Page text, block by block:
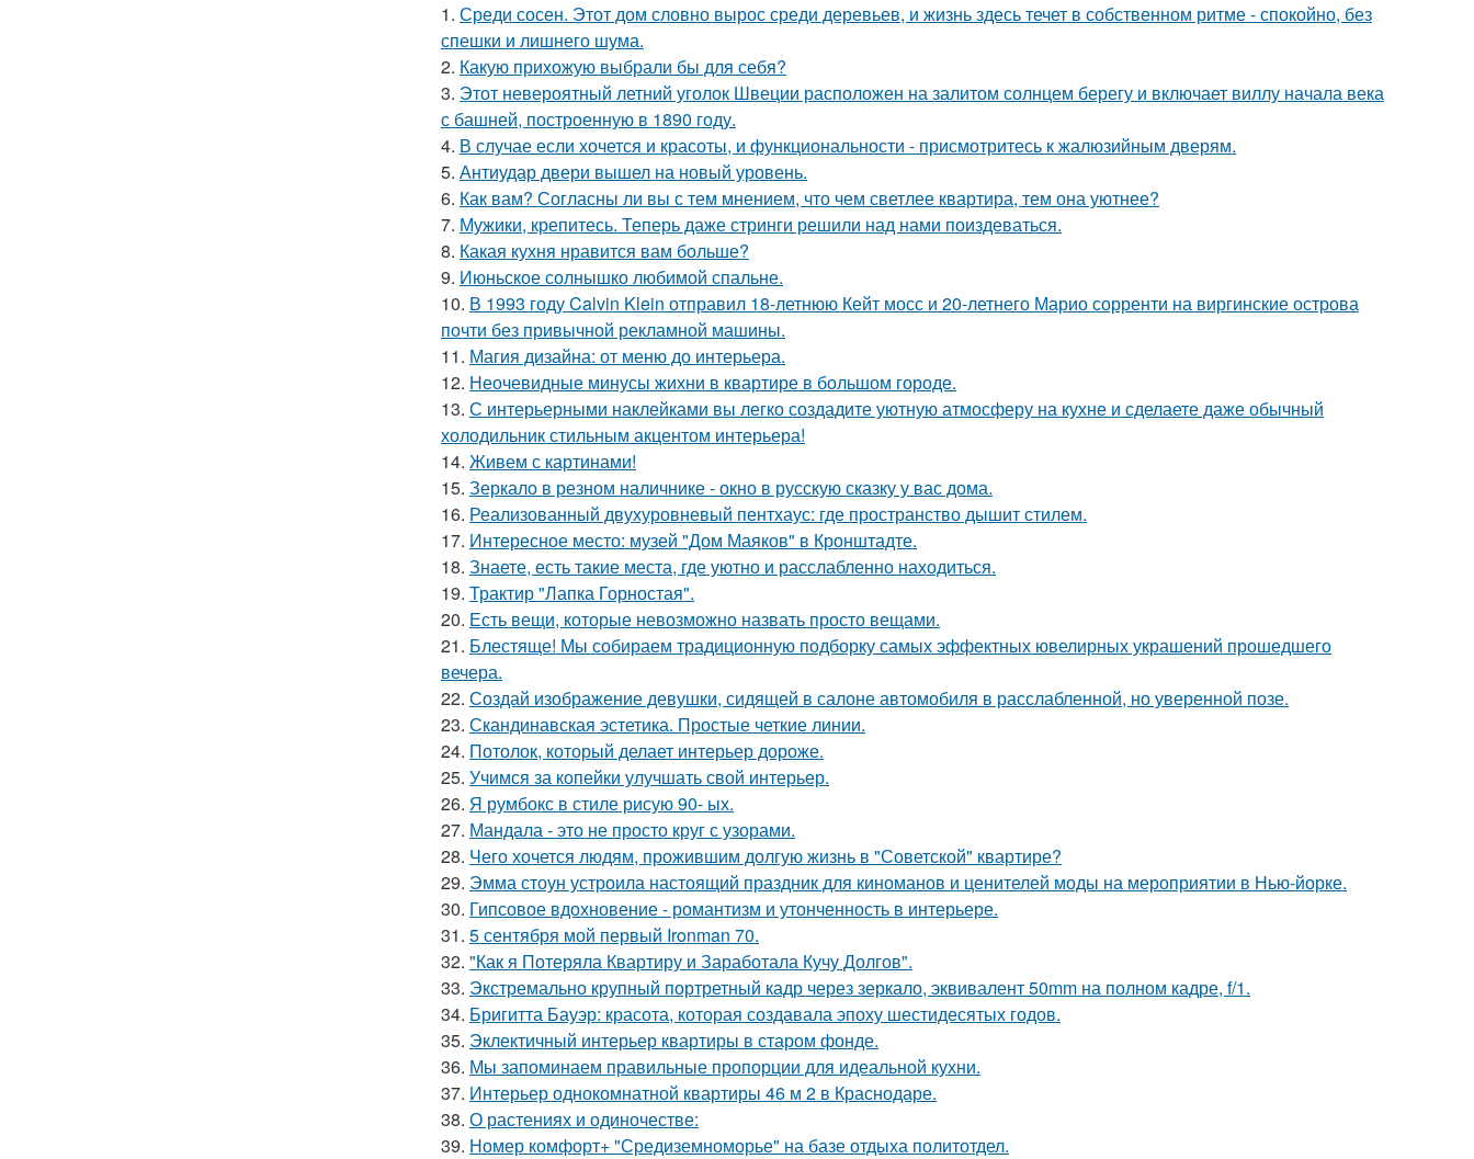
1. Среди сосен. Этот дом словно вырос среди деревьев, и жизнь здесь течет в собственном ритме - спокойно, без
спешки и лишнего шума.
2. Какую прихожую выбрали бы для себя?
3. Этот невероятный летний уголок Швеции расположен на залитом солнцем берегу и включает виллу начала века
с башней, построенную в 1890 году.
4. В случае если хочется и красоты, и функциональности - присмотритесь к жалюзийным дверям.
5. Антиудар двери вышел на новый уровень.
6. Как вам? Согласны ли вы с тем мнением, что чем светлее квартира, тем она уютнее?
7. Мужики, крепитесь. Теперь даже стринги решили над нами поиздеваться.
8. Какая кухня нравится вам больше?
9. Июньское солнышко любимой спальне.
10. В 1993 году Calvin Klein отправил 18-летнюю Кейт мосс и 20-летнего Марио сорренти на виргинские острова
почти без привычной рекламной машины.
11. Магия дизайна: от меню до интерьера.
12. Неочевидные минусы жихни в квартире в большом городе.
13. С интерьерными наклейками вы легко создадите уютную атмосферу на кухне и сделаете даже обычный
холодильник стильным акцентом интерьера!
14. Живем с картинами!
15. Зеркало в резном наличнике - окно в русскую сказку у вас дома.
16. Реализованный двухуровневый пентхаус: где пространство дышит стилем.
17. Интересное место: музей "Дом Маяков" в Кронштадте.
18. Знаете, есть такие места, где уютно и расслабленно находиться.
19. Трактир "Лапка Горностая".
20. Есть вещи, которые невозможно назвать просто вещами.
21. Блестяще! Мы собираем традиционную подборку самых эффектных ювелирных украшений прошедшего
вечера.
22. Создай изображение девушки, сидящей в салоне автомобиля в расслабленной, но уверенной позе.
23. Скандинавская эстетика. Простые четкие линии.
24. Потолок, который делает интерьер дороже.
25. Учимся за копейки улучшать свой интерьер.
26. Я румбокс в стиле рисую 90- ых.
27. Мандала - это не просто круг с узорами.
28. Чего хочется людям, прожившим долгую жизнь в "Советской" квартире?
29. Эмма стоун устроила настоящий праздник для киноманов и ценителей моды на мероприятии в Нью-йорке.
30. Гипсовое вдохновение - романтизм и утонченность в интерьере.
31. 5 сентября мой первый Ironman 70.
32. "Как я Потеряла Квартиру и Заработала Кучу Долгов".
33. Экстремально крупный портретный кадр через зеркало, эквивалент 50mm на полном кадре, f/1.
34. Бригитта Бауэр: красота, которая создавала эпоху шестидесятых годов.
35. Эклектичный интерьер квартиры в старом фонде.
36. Мы запоминаем правильные пропорции для идеальной кухни.
37. Интерьер однокомнатной квартиры 46 м 2 в Краснодаре.
38. О растениях и одиночестве:
39. Номер комфорт+ "Средиземноморье" на базе отдыха политотдел.